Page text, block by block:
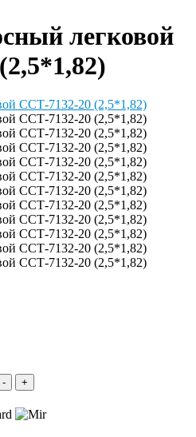
легковой